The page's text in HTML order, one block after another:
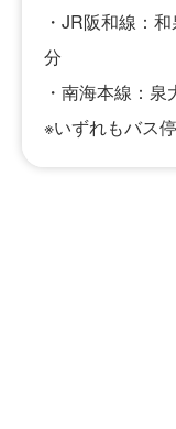
・JR阪和線：
分
・南海本線：
※いずれもバス